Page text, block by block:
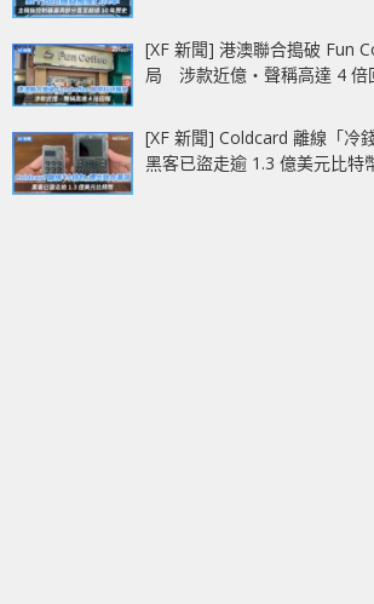
[XF 新聞] 港澳聯合搗破 Fun
局 涉款近億‧聲稱高達 4 倍
[XF 新聞] Coldcard 離線「冷
黑客已盜走逾 1.3 億美元比特